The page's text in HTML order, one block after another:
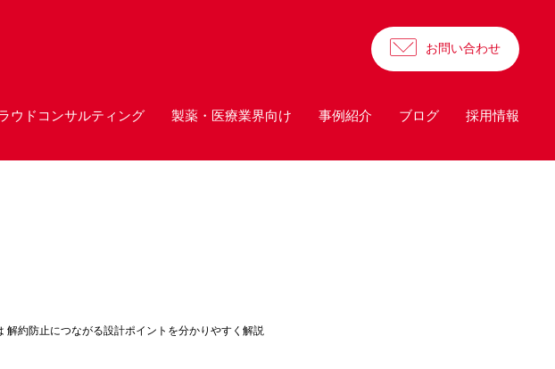
お問い合わせ
ウドコンサルティング 製薬・医療業界向け 事例紹介 ブログ 採用情報
約防止につながる設計ポイントを分かりやすく解説